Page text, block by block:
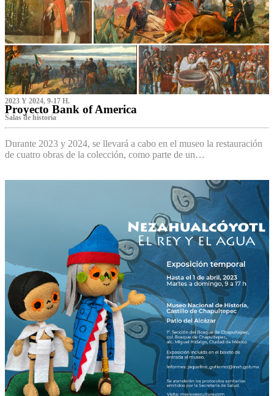
2023 Y 2024, 9-17 H.
Proyecto Bank of America
S‌alas de historia
Durante 2023 y 2024, se llevará a cabo en el museo la restauración
de cuatro obras de la colección, como parte de un…